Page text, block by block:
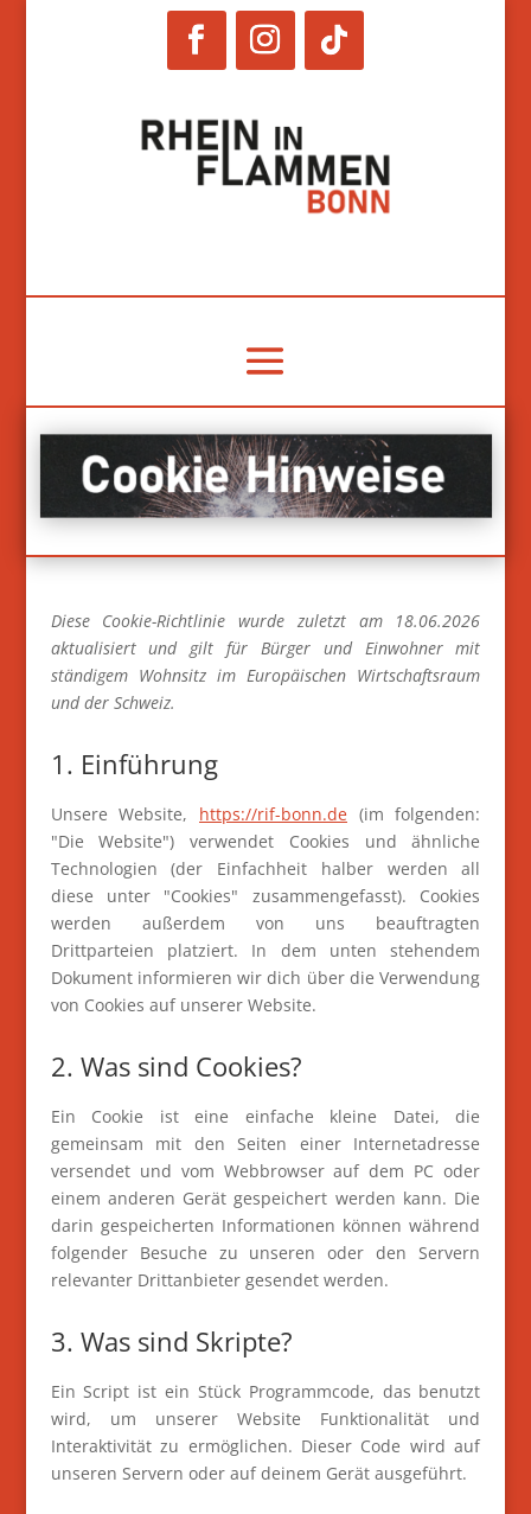
Diese Cookie-Richtlinie wurde zuletzt am 18.06.2026
aktualisiert und gilt für Bürger und Einwohner mit
ständigem Wohnsitz im Europäischen Wirtschaftsraum
und der Schweiz.
1. Einführung
Unsere Website, https://rif-bonn.de (im folgenden:
"Die Website") verwendet Cookies und ähnliche
Technologien (der Einfachheit halber werden all
diese unter "Cookies" zusammengefasst). Cookies
werden außerdem von uns beauftragten
Drittparteien platziert. In dem unten stehendem
Dokument informieren wir dich über die Verwendung
von Cookies auf unserer Website.
2. Was sind Cookies?
Ein Cookie ist eine einfache kleine Datei, die
gemeinsam mit den Seiten einer Internetadresse
versendet und vom Webbrowser auf dem PC oder
einem anderen Gerät gespeichert werden kann. Die
darin gespeicherten Informationen können während
folgender Besuche zu unseren oder den Servern
relevanter Drittanbieter gesendet werden.
3. Was sind Skripte?
Ein Script ist ein Stück Programmcode, das benutzt
wird, um unserer Website Funktionalität und
Interaktivität zu ermöglichen. Dieser Code wird auf
unseren Servern oder auf deinem Gerät ausgeführt.